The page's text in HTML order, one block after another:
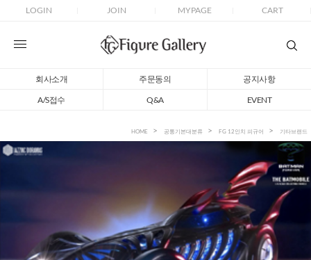
LOGIN JOIN MYPAGE CART
회사소개 주문동의
공지사항
A/S접수
Q&A EVENT
HOME 공통기본대분류 FG 12인치 피규어 기타브랜드